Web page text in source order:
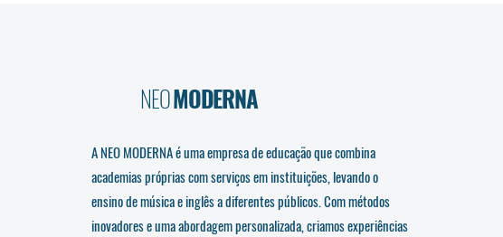
NEOMODERNA
A NEO MODERNA é uma empresa de educação que combina
academias próprias com serviços em instituições, levando o
ensino de música e inglês a diferentes públicos. Com métodos
inovadores e uma abordagem personalizada, criamos experiências